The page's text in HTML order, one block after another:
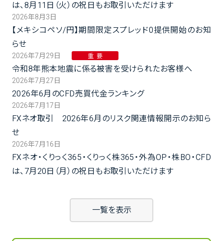
は、8月11日（火）の祝日もお取引いただけます
2026年8月3日
【メキシコペソ/円】期間限定スプレッド0提供開始のお知
らせ
2026年7月29日 重要
令和8年熊本地震に係る被害を受けられたお客様へ
2026年7月27日
2026年6月のCFD売買代金ランキング
2026年7月17日
FXネオ取引 2026年6月のリスク関連情報開示のお知ら
せ
2026年7月16日
FXネオ・くりっく365・くりっく株365・外為OP・株BO・CFD
は、7月20日（月）の祝日もお取引いただけます
一覧を表示